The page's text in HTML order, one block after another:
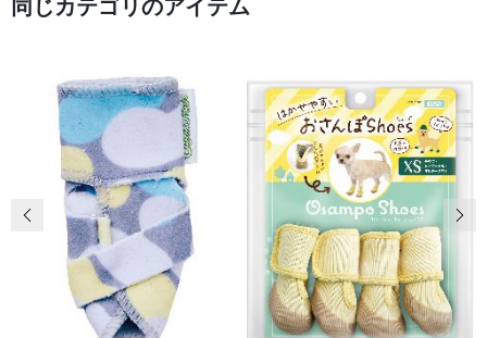
同じカテゴリのアイテム
前の画像 次